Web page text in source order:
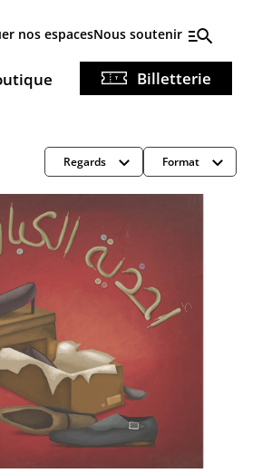
nos espacesNous soutenir
Billetterie
Regards Format